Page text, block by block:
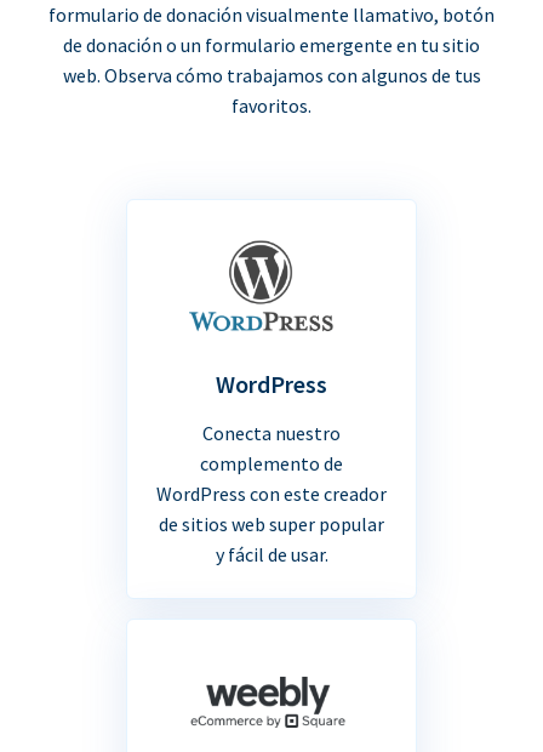
formulario de donación visualmente llamativo, botón
de donación o un formulario emergente en tu sitio
web. Observa cómo trabajamos con algunos de tus
favoritos.
WordPress
Conecta nuestro
complemento de
WordPress con este creador
de sitios web super popular
y fácil de usar.